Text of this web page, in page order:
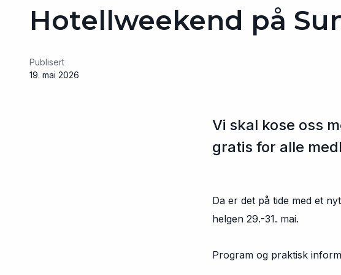
Hotellweekend på
Publisert
19. mai 2026
Vi skal kose oss
gratis for alle
Da er det på tide med et
helgen 29.-31. mai.
Program og praktisk